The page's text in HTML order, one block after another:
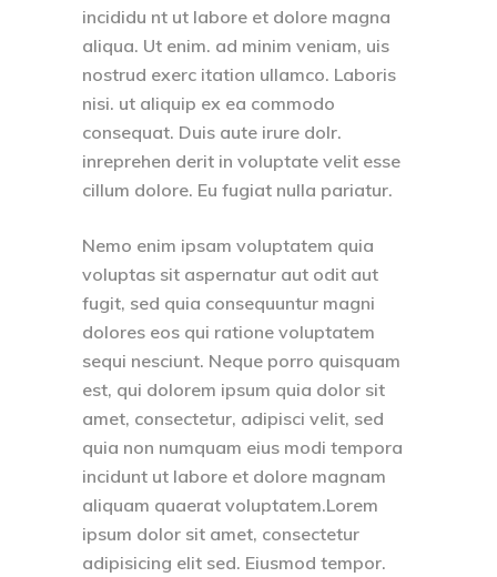
incididu nt ut labore et dolore magna
aliqua. Ut enim. ad minim veniam, uis
nostrud exerc itation ullamco. Laboris
nisi. ut aliquip ex ea commodo
consequat. Duis aute irure dolr.
inreprehen derit in voluptate velit esse
cillum dolore. Eu fugiat nulla pariatur.
Nemo enim ipsam voluptatem quia
voluptas sit aspernatur aut odit aut
fugit, sed quia consequuntur magni
dolores eos qui ratione voluptatem
sequi nesciunt. Neque porro quisquam
est, qui dolorem ipsum quia dolor sit
amet, consectetur, adipisci velit, sed
quia non numquam eius modi tempora
incidunt ut labore et dolore magnam
aliquam quaerat voluptatem.Lorem
ipsum dolor sit amet, consectetur
adipisicing elit sed. Eiusmod tempor.